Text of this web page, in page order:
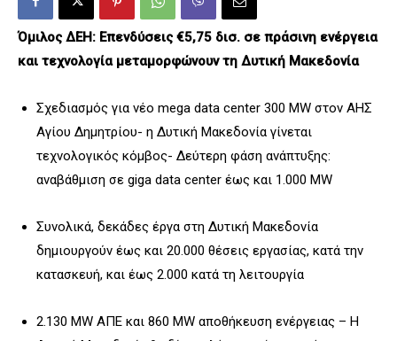
Όμιλος ΔΕΗ: Επενδύσεις €5,75 δισ. σε πράσινη ενέργεια
και τεχνολογία μεταμορφώνουν τη Δυτική Μακεδονία
Σχεδιασμός για νέο mega data center 300 MW στον ΑΗΣ
Αγίου Δημητρίου- η Δυτική Μακεδονία γίνεται
τεχνολογικός κόμβος- Δεύτερη φάση ανάπτυξης:
αναβάθμιση σε giga data center έως και 1.000 ΜW
Συνολικά, δεκάδες έργα στη Δυτική Μακεδονία
δημιουργούν έως και 20.000 θέσεις εργασίας, κατά την
κατασκευή, και έως 2.000 κατά τη λειτουργία
2.130 MW ΑΠΕ και 860 MW αποθήκευση ενέργειας – Η